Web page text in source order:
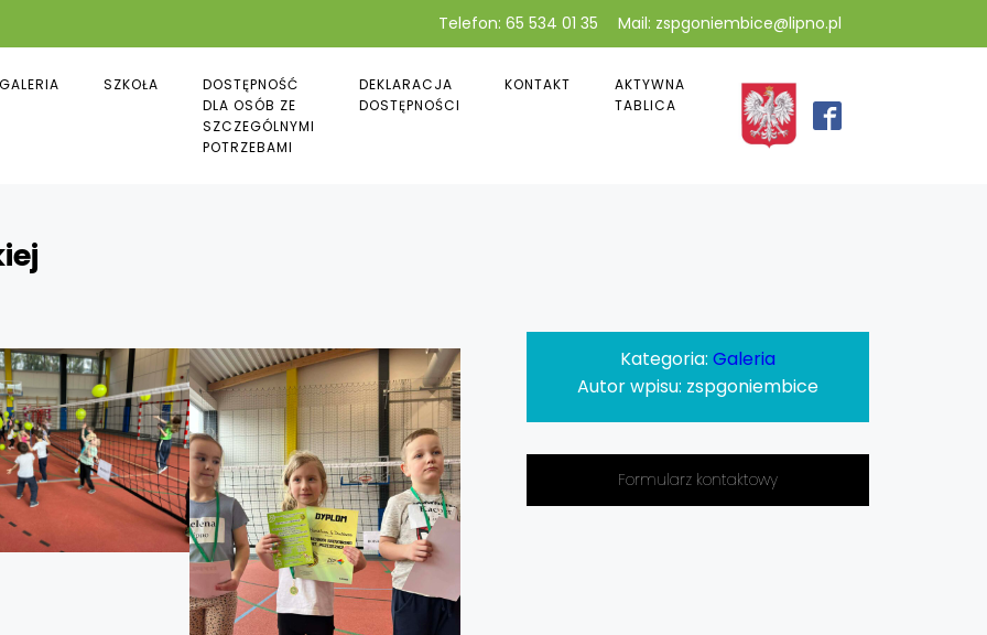
Telefon: 65 534 01 35 Mail: zspgoniembice@lipno.pl
GALERIA SZKOŁA
DOSTĘPNOŚĆ
DLA OSÓB ZE
SZCZEGÓLNYMI
POTRZEBAMI
DEKLARACJA
DOSTĘPNOŚCI
KONTAKT
AKTYWNA
TABLICA
Kategoria: Galeria
Autor wpisu: zspgoniembice
Formularz kontaktowy